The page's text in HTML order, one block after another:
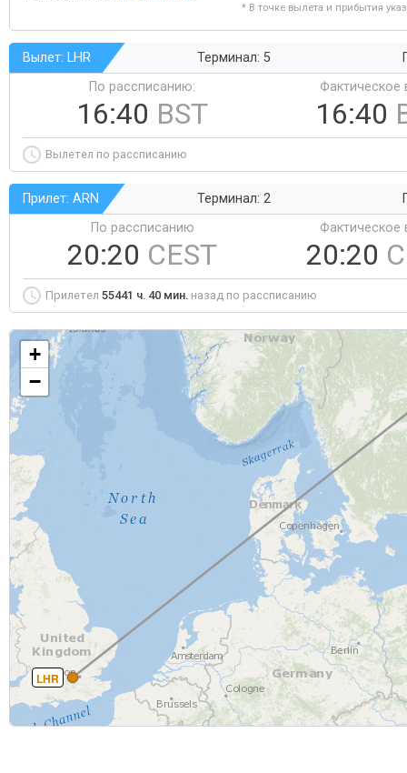
* В точке вылета и прибытия
Вылет: LHR Терминал: 5
По рассписанию:
16:40 BST
Фактическое
16:40
Вылетел по рассписанию
Прилет: ARN Терминал: 2
По рассписанию
20:20 CEST
Фактическое
20:20
Прилетел 55441 ч. 40 мин. назад по рассписанию
LHR
+
−